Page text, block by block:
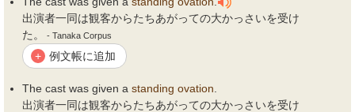
出演者一同は観客からたちあがっての大かっさいを受け
た。
- Tanaka Corpus
+ 例文帳に追加
The cast was given a standing ovation
出演者一同は観客からたちあがっての大かっさいを受け